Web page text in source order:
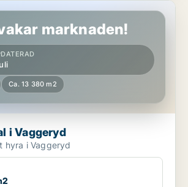
marknaden!
Ca. 13 380 m2
i Vaggeryd
hyra i Vaggeryd